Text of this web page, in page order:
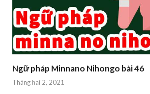
Ngữ pháp Minnano Nihongo bài 46
Tháng hai 2, 2021